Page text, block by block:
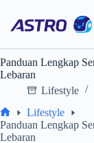
content
Panduan Lengkap
Lebaran
Lifestyle
Home
Lifestyle
Panduan Lengkap
Lebaran